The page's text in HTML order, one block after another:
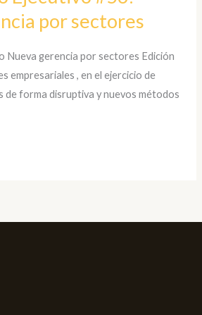
por sectores
Nueva gerencia por sectores Edición
empresariales , en el ejercicio de
de forma disruptiva y nuevos métodos